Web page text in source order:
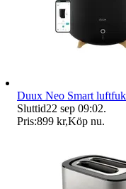
Duux Neo Smart
Sluttid22 sep 09:02.
Pris:899 kr,Köp nu.